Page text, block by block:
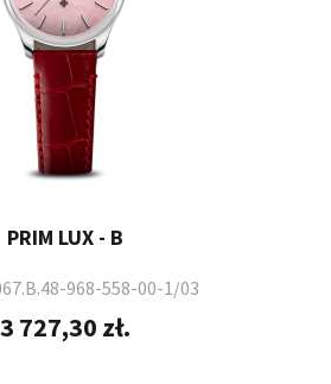
PRIM LUX - B
968-558-00-1/03
3 727,30 zł.